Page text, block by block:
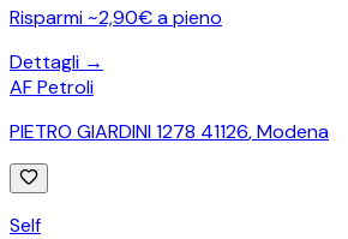
Risparmi ~2,90€ a pieno
Dettagli →
AF Petroli
PIETRO GIARDINI 1278 41126,Modena
Self